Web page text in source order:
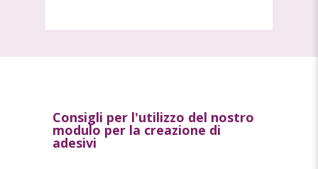
Consigli per l'utilizzo del nostro
modulo per la creazione di
adesivi